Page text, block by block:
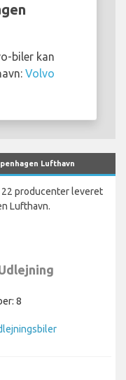
biler kan
Volvo
Lufthavn
producenter leveret
Lufthavn.
8